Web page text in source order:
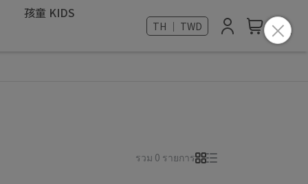
孩童 KIDS
TH ｜ TWD
รวม 0 รายการ